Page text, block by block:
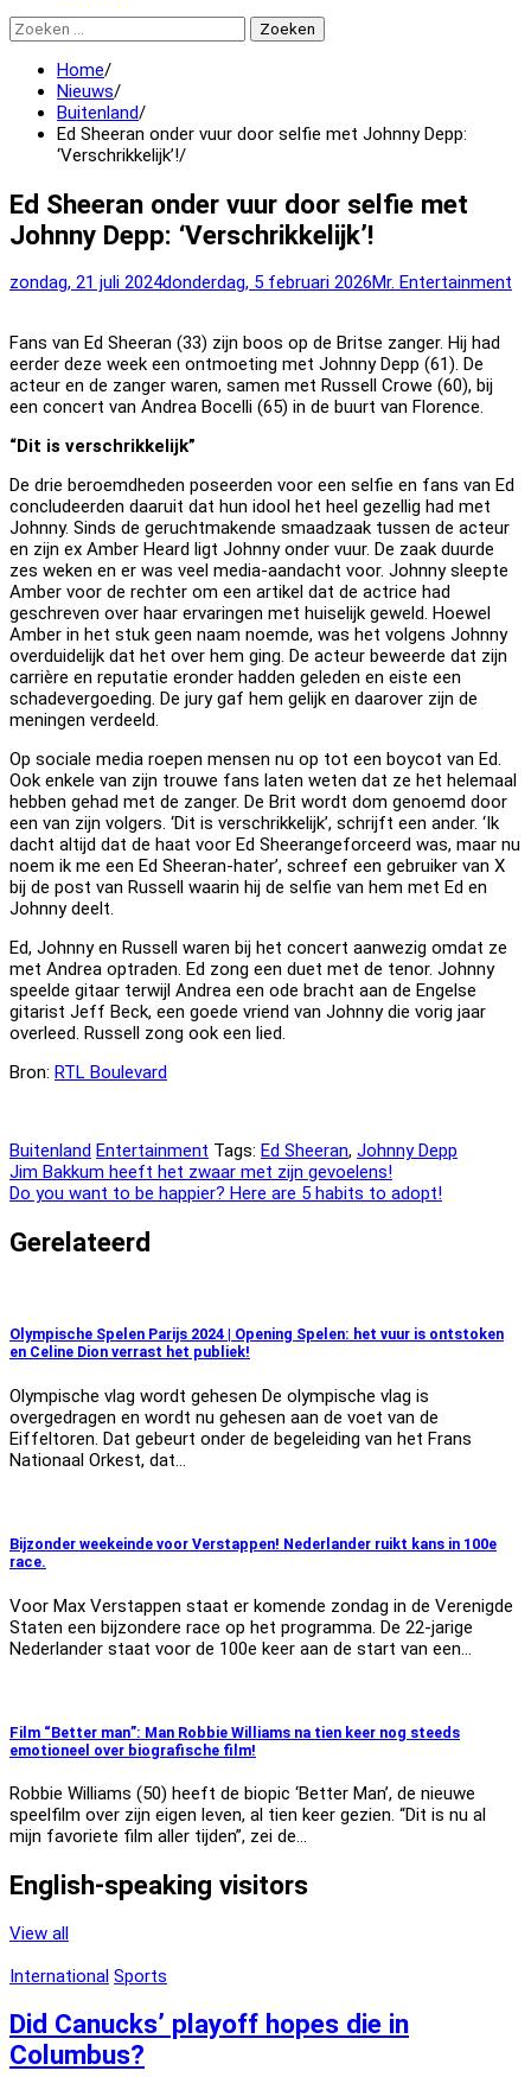
Zoeken
naar:
Home
Nieuws
Buitenland
Ed Sheeran onder vuur door selfie met Johnny Depp:
‘Verschrikkelijk’!
Ed Sheeran onder vuur door selfie met
Johnny Depp: ‘Verschrikkelijk’!
zondag, 21 juli 2024donderdag, 5 februari 2026Mr. Entertainment
Fans van Ed Sheeran (33) zijn boos op de Britse zanger. Hij had
eerder deze week een ontmoeting met Johnny Depp (61). De
acteur en de zanger waren, samen met Russell Crowe (60), bij
een concert van Andrea Bocelli (65) in de buurt van Florence.
“Dit is verschrikkelijk”
De drie beroemdheden poseerden voor een selfie en fans van Ed
concludeerden daaruit dat hun idool het heel gezellig had met
Johnny. Sinds de geruchtmakende smaadzaak tussen de acteur
en zijn ex Amber Heard ligt Johnny onder vuur. De zaak duurde
zes weken en er was veel media-aandacht voor. Johnny sleepte
Amber voor de rechter om een artikel dat de actrice had
geschreven over haar ervaringen met huiselijk geweld. Hoewel
Amber in het stuk geen naam noemde, was het volgens Johnny
overduidelijk dat het over hem ging. De acteur beweerde dat zijn
carrière en reputatie eronder hadden geleden en eiste een
schadevergoeding. De jury gaf hem gelijk en daarover zijn de
meningen verdeeld.
Op sociale media roepen mensen nu op tot een boycot van Ed.
Ook enkele van zijn trouwe fans laten weten dat ze het helemaal
hebben gehad met de zanger. De Brit wordt dom genoemd door
een van zijn volgers. ‘Dit is verschrikkelijk’, schrijft een ander. ‘Ik
dacht altijd dat de haat voor Ed Sheerangeforceerd was, maar nu
noem ik me een Ed Sheeran-hater’, schreef een gebruiker van X
bij de post van Russell waarin hij de selfie van hem met Ed en
Johnny deelt.
Ed, Johnny en Russell waren bij het concert aanwezig omdat ze
met Andrea optraden. Ed zong een duet met de tenor. Johnny
speelde gitaar terwijl Andrea een ode bracht aan de Engelse
gitarist Jeff Beck, een goede vriend van Johnny die vorig jaar
overleed. Russell zong ook een lied.
Bron: RTL Boulevard
Buitenland Entertainment Tags: Ed Sheeran, Johnny Depp
Bericht
navigatie
Jim Bakkum heeft het zwaar met zijn gevoelens!
Do you want to be happier? Here are 5 habits to adopt!
Gerelateerd
Olympische Spelen Parijs 2024 | Opening Spelen: het vuur is ontstoken
en Celine Dion verrast het publiek!
Olympische vlag wordt gehesen De olympische vlag is
overgedragen en wordt nu gehesen aan de voet van de
Eiffeltoren. Dat gebeurt onder de begeleiding van het Frans
Nationaal Orkest, dat…
Bijzonder weekeinde voor Verstappen! Nederlander ruikt kans in 100e
race.
Voor Max Verstappen staat er komende zondag in de Verenigde
Staten een bijzondere race op het programma. De 22-jarige
Nederlander staat voor de 100e keer aan de start van een…
Film “Better man”: Man Robbie Williams na tien keer nog steeds
emotioneel over biografische film!
Robbie Williams (50) heeft de biopic ‘Better Man’, de nieuwe
speelfilm over zijn eigen leven, al tien keer gezien. “Dit is nu al
mijn favoriete film aller tijden”, zei de…
English-speaking visitors
View all
International Sports
Did Canucks’ playoff hopes die in
Columbus?